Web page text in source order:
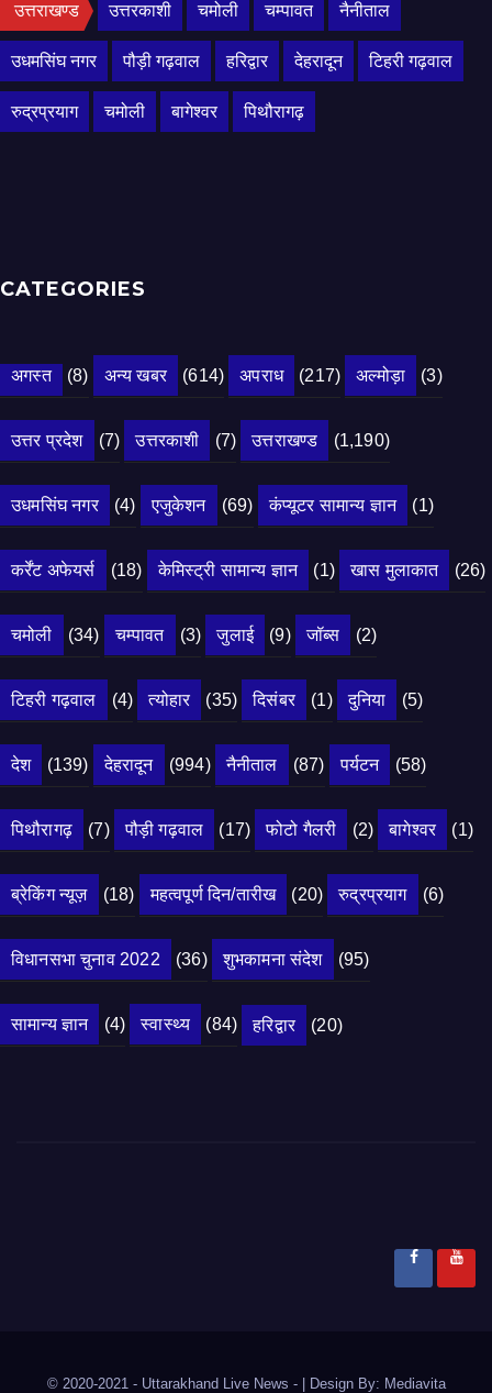
उत्तराखण्ड उत्तरकाशी चमोली चम्पावत नैनीताल
उधमसिंघ नगर पौड़ी गढ़वाल हरिद्वार देहरादून टिहरी गढ़वाल
रुद्रप्रयाग चमोली बागेश्वर पिथौरागढ़
CATEGORIES
अगस्त (8) अन्य खबर (614) अपराध (217) अल्मोड़ा (3)
उत्तर प्रदेश (7) उत्तरकाशी (7) उत्तराखण्ड (1,190)
उधमसिंघ नगर (4) एजुकेशन (69) कंप्यूटर सामान्य ज्ञान (1)
कर्रेंट अफेयर्स (18) केमिस्ट्री सामान्य ज्ञान (1) खास मुलाकात (26)
चमोली (34) चम्पावत (3) जुलाई (9) जॉब्स (2)
टिहरी गढ़वाल (4) त्योहार (35) दिसंबर (1) दुनिया (5)
देश (139) देहरादून (994) नैनीताल (87) पर्यटन (58)
पिथौरागढ़ (7) पौड़ी गढ़वाल (17) फोटो गैलरी (2) बागेश्वर (1)
ब्रेकिंग न्यूज़ (18) महत्वपूर्ण दिन/तारीख (20) रुद्रप्रयाग (6)
विधानसभा चुनाव 2022 (36) शुभकामना संदेश (95)
सामान्य ज्ञान (4) स्वास्थ्य (84) हरिद्वार (20)
© 2020-2021 - Uttarakhand Live News - Design By: Mediavita